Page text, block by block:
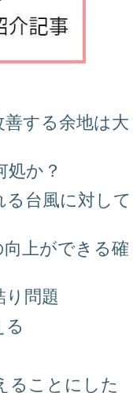
する余地は大
処か？
台風に対して
上ができる確
り問題
る
ることにした